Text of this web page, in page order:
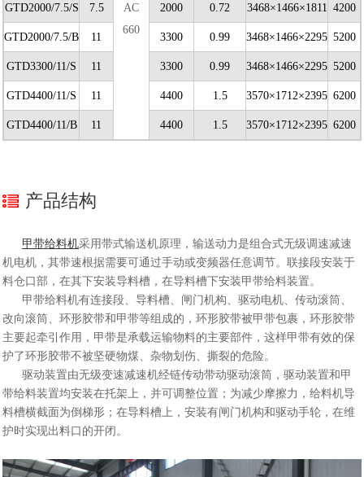
AC
660
GTD2000/7.5/S 7.5 2000 0.72 3468×1466×1811 4200
GTD2000/7.5/B 11 3300 0.99 3468×1466×2295 5200
GTD3300/11/S 11 3300 0.99 3468×1466×2295 5200
GTD4400/11/S 11 4400 1.5 3570×1712×2395 6200
GTD4400/11/B 11 4400 1.5 3570×1712×2395 6200
产品结构
甲带给料机采用带式输送机原理，输送动力是组合式无级调速减速
机电机，其带速根据需要可通过手动或变频器任意调节。联接段安装于
料仓口部，在其下安装导料槽，在导料槽下安装甲带给料装置。
甲带给料机有连接段、导料槽、闸门机构、驱动电机、传动滚筒、
改向滚筒、环形胶带和甲带等组成的，环形胶带被甲带包裹，环形胶带
主要起牵引作用，甲带是承载运输物料的主要部件，这样甲带有效的保
护了环形胶带不被坚硬物煤、杂物划伤、撕裂的危险。
驱动装置由无级变速减速机经链传动带动驱动滚筒，驱动装置和甲
带给料装置均安装在托架上，并可调整位置；为减少摩擦力，给料机导
料槽横截面为倒梯形；在导料槽上，安装有闸门机构和驱动手轮，在维
护时实现出料口的开闭。